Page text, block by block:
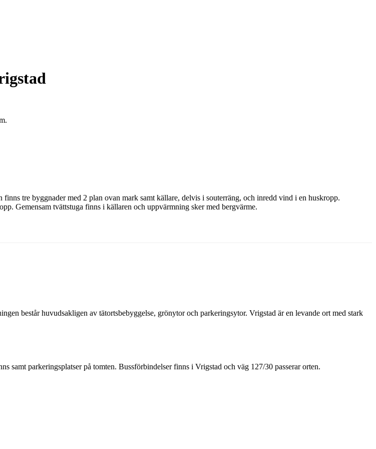
tre byggnader med 2 plan ovan mark samt källare, delvis i souterräng, och inredd vind i en huskropp.
Gemensam tvättstuga finns i källaren och uppvärmning sker med bergvärme.
består huvudsakligen av tätortsbebyggelse, grönytor och parkeringsytor. Vrigstad är en levande ort med stark
samt parkeringsplatser på tomten. Bussförbindelser finns i Vrigstad och väg 127/30 passerar orten.